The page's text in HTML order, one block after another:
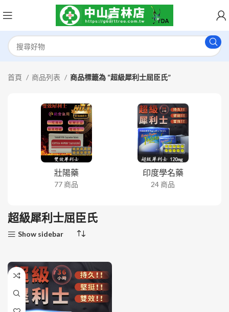
首頁 商品列表 商品標籤為 “超級犀利士屈臣氏”
壯陽藥
77 商品
印度學名藥
24 商品
超級犀利士屈臣氏
Show sidebar